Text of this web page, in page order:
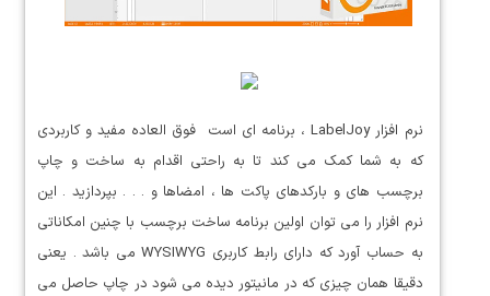
نرم افزار LabelJoy ، برنامه ای است فوق العاده مفید و کاربردی
که به شما کمک می کند تا به راحتی اقدام به ساخت و چاپ
برچسب های و بارکدهای پاکت ها ، امضاها و . . . بپردازید . این
نرم افزار را می توان اولین برنامه ساخت برچسب با چنین امکاناتی
به حساب آورد که دارای رابط کاربری WYSIWYG می باشد . یعنی
دقیقا همان چیزی که در مانیتور دیده می شود در چاپ حاصل می